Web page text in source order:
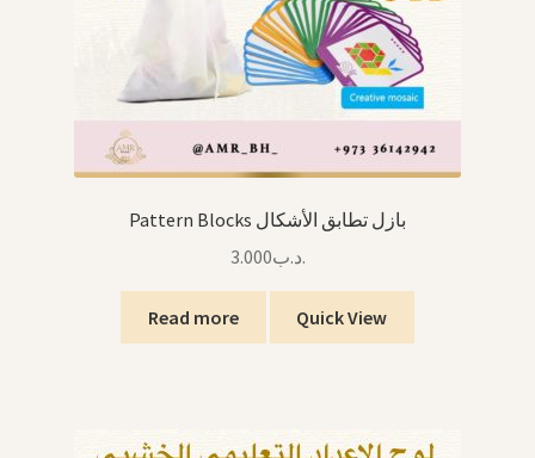
Pattern Blocks بازل تطابق الأشكال
.د.ب3.000
Read more Quick View